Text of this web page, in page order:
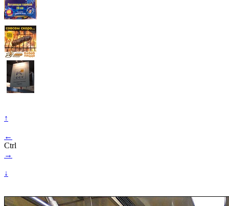
↑
←
Ctrl
→
↓